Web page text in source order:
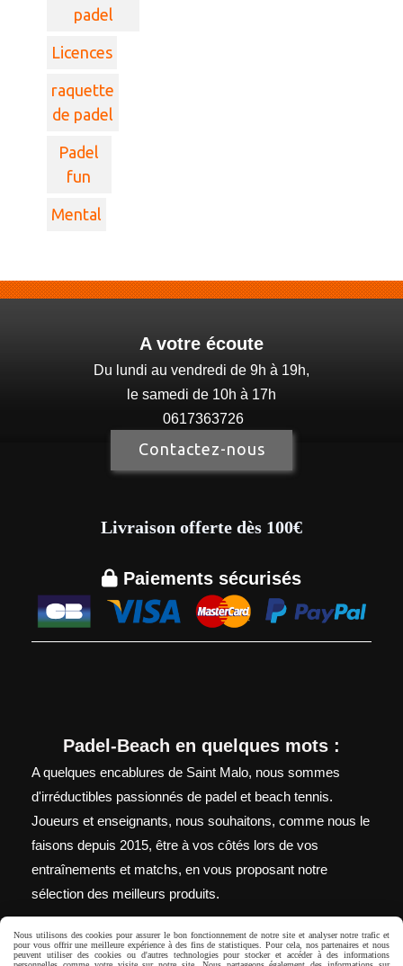
padel
Licences
raquette
de padel
Padel
fun
Mental
A votre écoute
Du lundi au vendredi de 9h à 19h,
le samedi de 10h à 17h
0617363726
Contactez-nous
Livraison offerte dès 100€
 Paiements sécurisés
Padel-Beach en quelques mots :
A quelques encablures de Saint Malo, nous sommes
d'irréductibles passionnés de padel et beach tennis.
Joueurs et enseignants, nous souhaitons, comme nous le
faisons depuis 2015, être à vos côtés lors de vos
entraînements et matchs, en vous proposant notre
sélection des meilleurs produits.
Facebook est désactivé. Autoriser
Nous utilisons des cookies pour assurer le bon fonctionnement de notre site et analyser notre trafic et
pour vous offrir une meilleure expérience à des fins de statistiques. Pour cela, nos partenaires et nous
peuvent utiliser des cookies ou d'autres technologies pour stocker et accéder à des informations